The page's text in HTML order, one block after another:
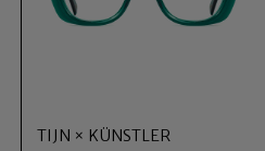
TIJN × KÜNSTLER